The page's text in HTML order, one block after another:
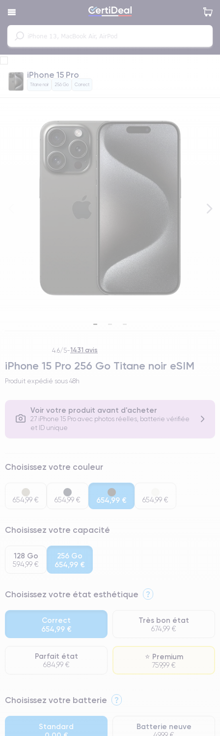
iPhone 15 Pro
Titane noir 256 Go Correct
4.6/5-1431 avis
iPhone 15 Pro 256 Go Titane noir eSIM
Produit expédié sous 48h
Voir votre produit avant d'acheter
27 iPhone 15 Pro avec photos réelles, batterie vérifiée
et ID unique
Choisissez votre couleur
654,99 € 654,99 € 654,99 € 654,99 €
Choisissez votre capacité
128 Go
594,99 €
256 Go
654,99 €
Choisissez votre état esthétique ?
Correct
654,99 €
Très bon état
674,99 €
Parfait état
684,99 €
⭐ Premium
759,99 €
⭐ Premium
● Batterie : usage intensif.
Choisissez votre batterie ?
Standard
Batterie neuve